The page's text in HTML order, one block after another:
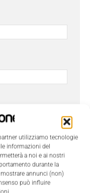
utilizziamo tecnologie
informazioni del
a noi e ai nostri
durante la
annunci (non)
può influire